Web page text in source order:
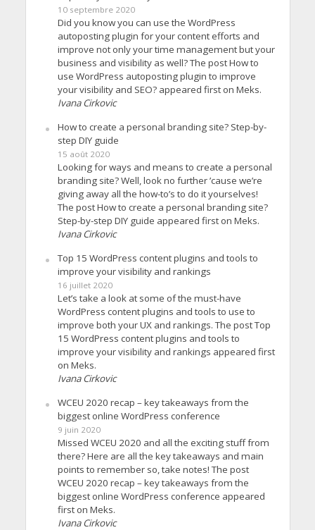
10 septembre 2020
Did you know you can use the WordPress
autoposting plugin for your content efforts and
improve not only your time management but your
business and visibility as well? The post How to
use WordPress autoposting plugin to improve
your visibility and SEO? appeared first on Meks.
Ivana Cirkovic
How to create a personal branding site? Step-by-
step DIY guide
15 août 2020
Looking for ways and means to create a personal
branding site? Well, look no further ’cause we’re
giving away all the how-to’s to do it yourselves!
The post How to create a personal branding site?
Step-by-step DIY guide appeared first on Meks.
Ivana Cirkovic
Top 15 WordPress content plugins and tools to
improve your visibility and rankings
16 juillet 2020
Let’s take a look at some of the must-have
WordPress content plugins and tools to use to
improve both your UX and rankings. The post Top
15 WordPress content plugins and tools to
improve your visibility and rankings appeared first
on Meks.
Ivana Cirkovic
WCEU 2020 recap – key takeaways from the
biggest online WordPress conference
9 juin 2020
Missed WCEU 2020 and all the exciting stuff from
there? Here are all the key takeaways and main
points to remember so, take notes! The post
WCEU 2020 recap – key takeaways from the
biggest online WordPress conference appeared
first on Meks.
Ivana Cirkovic